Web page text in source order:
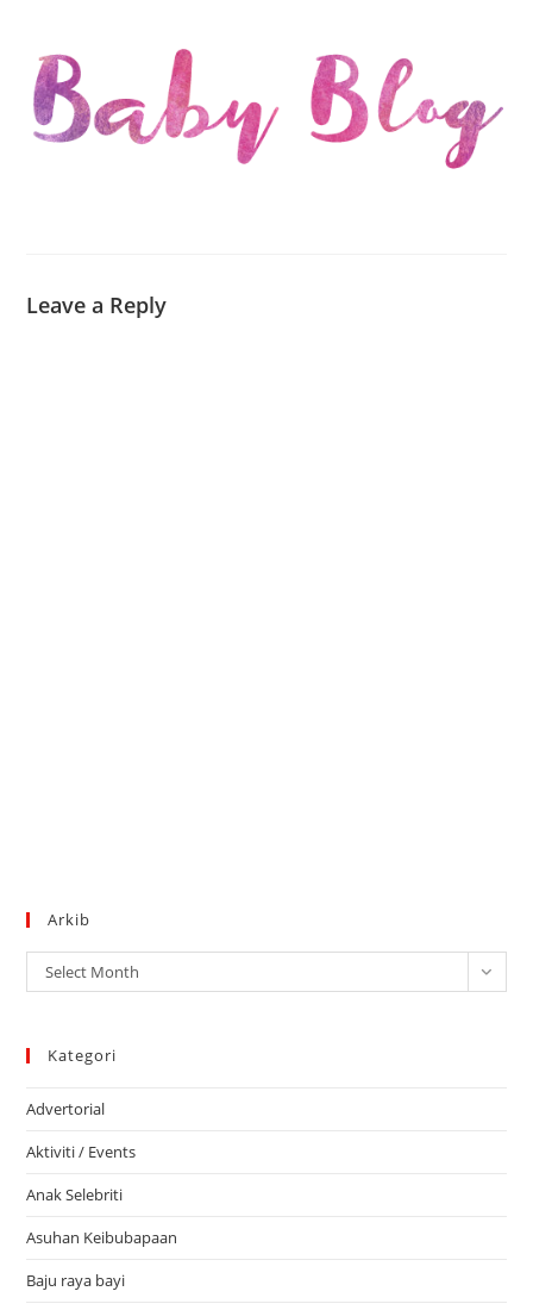
Leave a Reply
Arkib
Arkib
Select Month
Kategori
Advertorial
Aktiviti / Events
Anak Selebriti
Asuhan Keibubapaan
Baju raya bayi